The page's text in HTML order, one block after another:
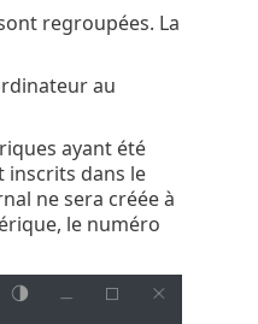
regroupées. La
au
ayant été
inscrits dans le
ne sera créée à
le numéro